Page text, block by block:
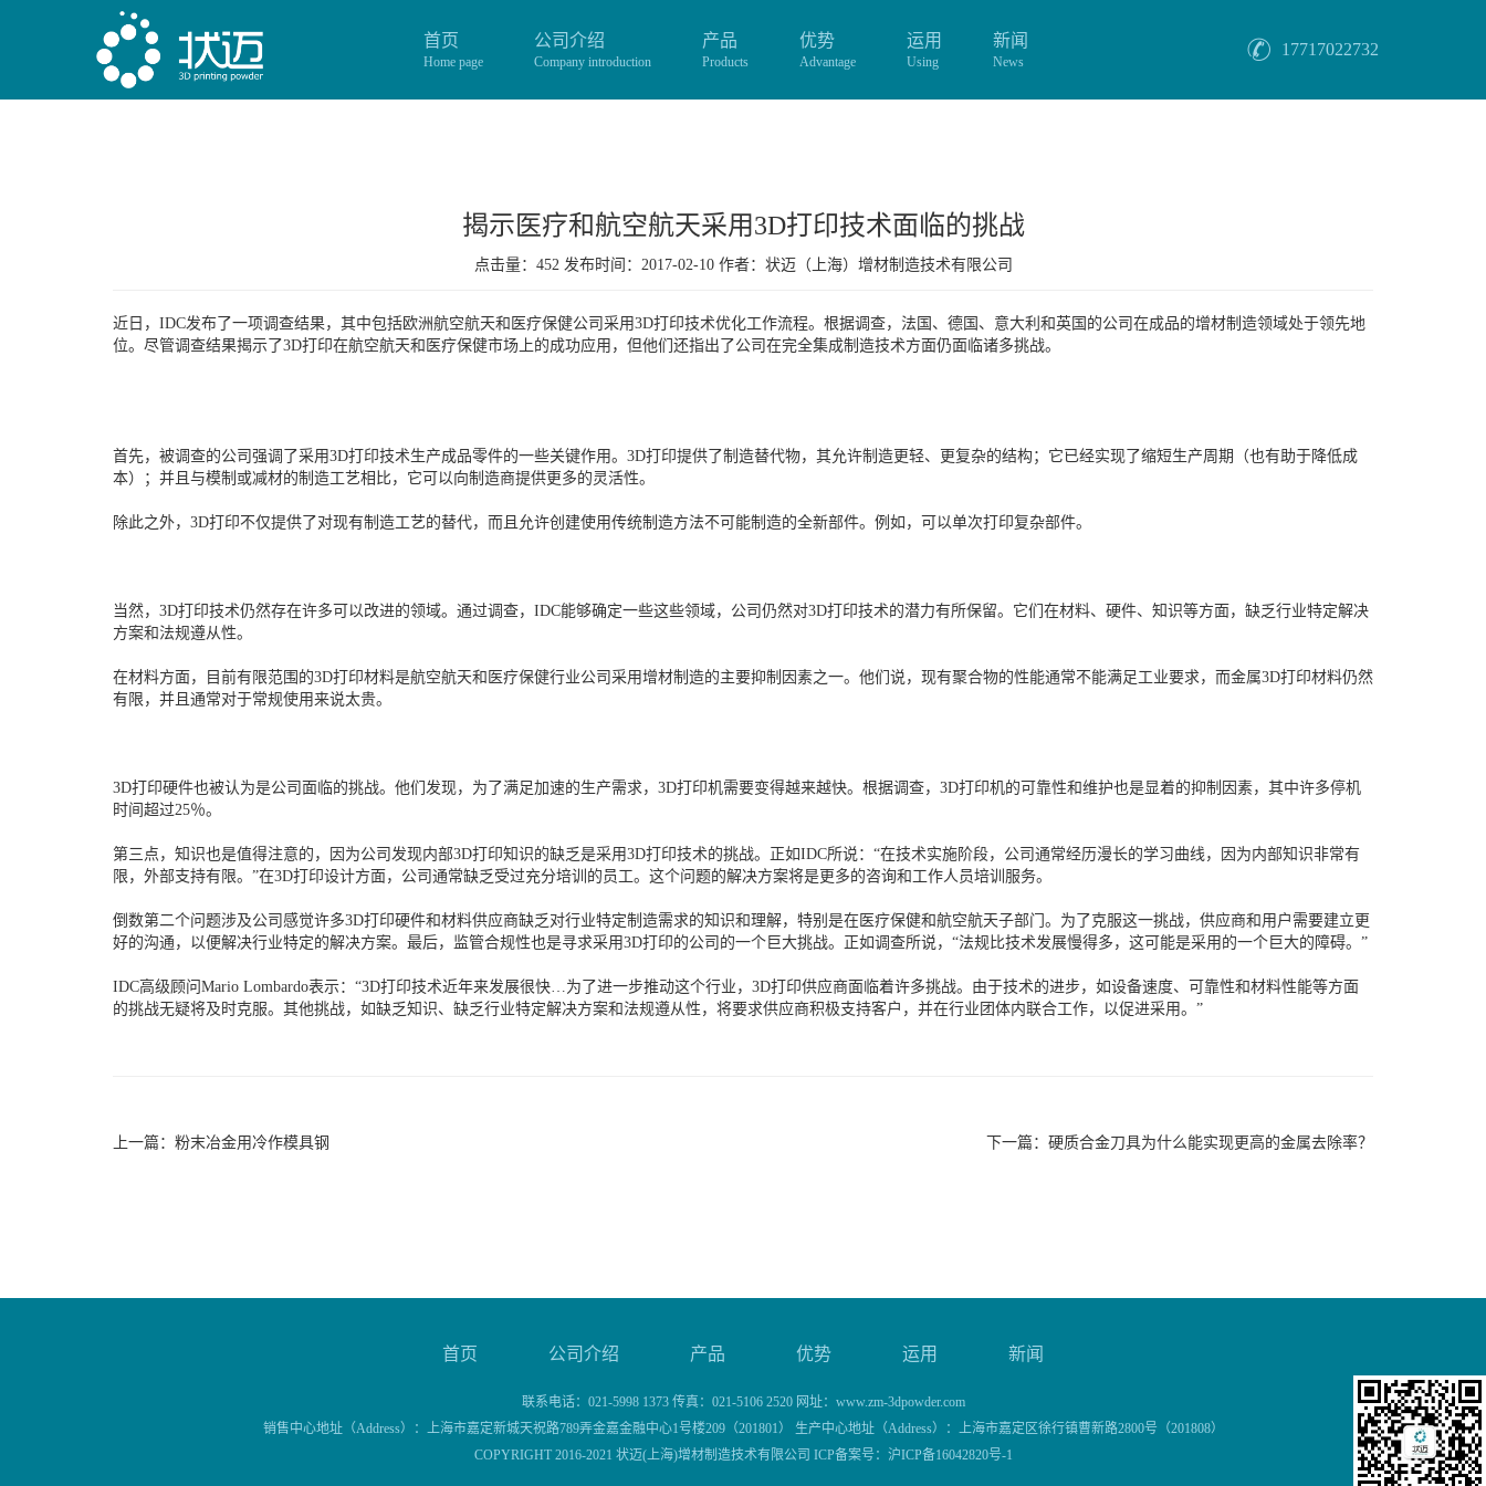
首页
Home page
公司介绍
Company introduction
产品
Products
优势
Advantage
运用
Using
新闻
News
17717022732
揭示医疗和航空航天采用3D打印技术面临的挑战
点击量：452 发布时间：2017-02-10 作者： 状迈（上海）增材制造技术有限公司
近日，IDC发布了一项调查结果，其中包括欧洲航空航天和医疗保健公司采用3D打印技术优化工作流程。根据调查，法国、德国、意大利和英国的公司在成品的增材制造领域处于领先地
位。尽管调查结果揭示了3D打印在航空航天和医疗保健市场上的成功应用，但他们还指出了公司在完全集成制造技术方面仍面临诸多挑战。
首先，被调查的公司强调了采用3D打印技术生产成品零件的一些关键作用。3D打印提供了制造替代物，其允许制造更轻、更复杂的结构；它已经实现了缩短生产周期（也有助于降低成
本）；并且与模制或减材的制造工艺相比，它可以向制造商提供更多的灵活性。
除此之外，3D打印不仅提供了对现有制造工艺的替代，而且允许创建使用传统制造方法不可能制造的全新部件。例如，可以单次打印复杂部件。
当然，3D打印技术仍然存在许多可以改进的领域。通过调查，IDC能够确定一些这些领域，公司仍然对3D打印技术的潜力有所保留。它们在材料、硬件、知识等方面，缺乏行业特定解决
方案和法规遵从性。
在材料方面，目前有限范围的3D打印材料是航空航天和医疗保健行业公司采用增材制造的主要抑制因素之一。他们说，现有聚合物的性能通常不能满足工业要求，而金属3D打印材料仍然
有限，并且通常对于常规使用来说太贵。
3D打印硬件也被认为是公司面临的挑战。他们发现，为了满足加速的生产需求，3D打印机需要变得越来越快。根据调查，3D打印机的可靠性和维护也是显着的抑制因素，其中许多停机
时间超过25％。
第三点，知识也是值得注意的，因为公司发现内部3D打印知识的缺乏是采用3D打印技术的挑战。正如IDC所说：“在技术实施阶段，公司通常经历漫长的学习曲线，因为内部知识非常有
限，外部支持有限。”在3D打印设计方面，公司通常缺乏受过充分培训的员工。这个问题的解决方案将是更多的咨询和工作人员培训服务。
倒数第二个问题涉及公司感觉许多3D打印硬件和材料供应商缺乏对行业特定制造需求的知识和理解，特别是在医疗保健和航空航天子部门。为了克服这一挑战，供应商和用户需要建立更
好的沟通，以便解决行业特定的解决方案。最后，监管合规性也是寻求采用3D打印的公司的一个巨大挑战。正如调查所说，“法规比技术发展慢得多，这可能是采用的一个巨大的障碍。”
IDC高级顾问Mario Lombardo表示：“3D打印技术近年来发展很快…为了进一步推动这个行业，3D打印供应商面临着许多挑战。由于技术的进步，如设备速度、可靠性和材料性能等方面
的挑战无疑将及时克服。其他挑战，如缺乏知识、缺乏行业特定解决方案和法规遵从性，将要求供应商积极支持客户，并在行业团体内联合工作，以促进采用。”
上一篇： 粉末冶金用冷作模具钢 下一篇： 硬质合金刀具为什么能实现更高的金属去除率？
首页 公司介绍 产品 优势 运用 新闻
联系电话：021-5998 1373 传真：021-5106 2520 网址：www.zm-3dpowder.com
销售中心地址（Address）：上海市嘉定新城天祝路789弄金嘉金融中心1号楼209（201801） 生产中心地址（Address）：上海市嘉定区徐行镇曹新路2800号（201808）
COPYRIGHT 2016-2021 状迈(上海)增材制造技术有限公司 ICP备案号： 沪ICP备16042820号-1